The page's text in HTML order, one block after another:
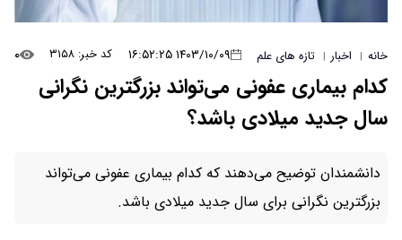
خانه | اخبار | تازه های علم ۱۴۰۳/۱۰/۰۹ ۱۶:۵۲:۲۵ کد خبر: ۳۱۵۸ ۰
کدام بیماری عفونی می‌تواند بزرگترین نگرانی
سال جدید میلادی باشد؟
دانشمندان توضیح می‌دهند که کدام بیماری عفونی می‌تواند
بزرگترین نگرانی برای سال جدید میلادی باشد.